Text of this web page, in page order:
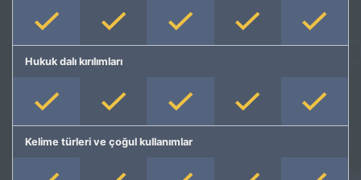
Hukuk dalı kırılımları
Kelime türleri ve çoğul kullanımlar